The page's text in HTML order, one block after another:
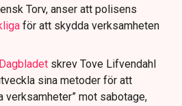
rättigheter och gränser.
Torv, anser att polisens
för att skydda verksamheten
skrev Tove Lifvendahl
sina metoder för att
mot sabotage,